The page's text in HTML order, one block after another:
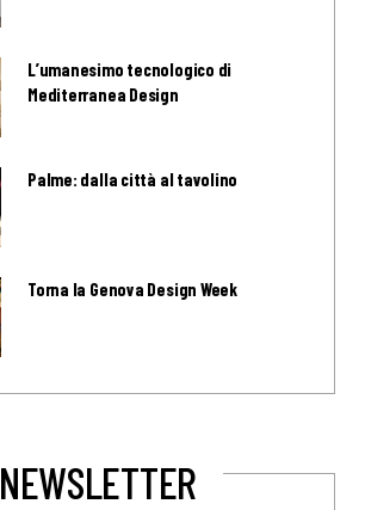
L’umanesimo tecnologico di
Mediterranea Design
Palme: dalla città al tavolino
Torna la Genova Design Week
NEWSLETTER